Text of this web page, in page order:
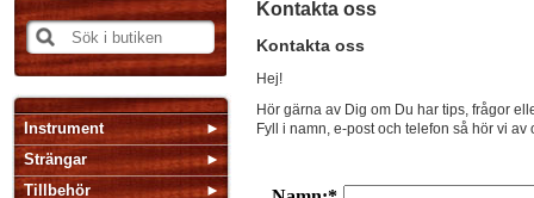
Instrument
Strängar
Tillbehör
Kontakta oss
Kontakta oss
Hej!
Hör gärna av Dig om Du har tips, frågor
Fyll i namn, e-post och telefon så hör vi av